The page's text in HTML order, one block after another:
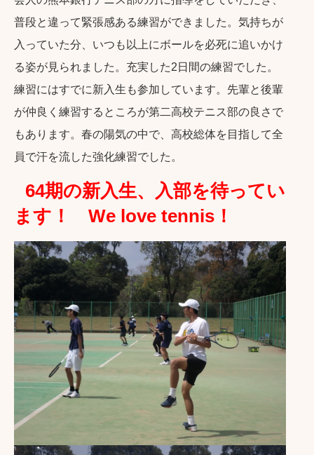
普段と違って緊張感ある練習ができました。気持ちが
入っていた分、いつも以上にボールを必死に追いかけ
る姿が見られました。充実した2日間の練習でした。
練習にはすでに新入生も参加しています。先輩と後輩
が仲良く練習するところが第二高校テニス部の良さで
もあります。春の陽気の中で、高校総体を目指して全
員で汗を流した強化練習でした。
64期の新入生、入部を待ってい
ます！ We love tennis！